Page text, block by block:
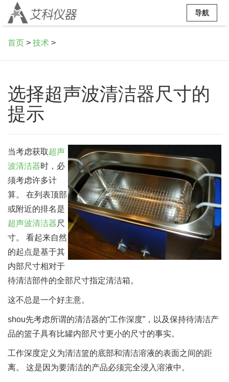
导航
首页 > 技术 >
选择超声波清洁器尺寸的
提示
当考虑获取超声
波清洁器时，必
须考虑许多计
算。 在列表顶部
或附近的排名是
超声波清洁器尺
寸。 看起来自然
的起点是基于其
内部尺寸相对于
待清洁部件的全部尺寸指定清洁箱。
这不总是一个好主意。
shou先考虑所谓的清洁器的“工作深度”，以及保持待清洁产
品的篮子具有比罐内部尺寸更小的尺寸的事实。
工作深度定义为清洁篮的底部和清洁溶液的表面之间的距
离。 这是因为要清洁的产品必须完全浸入溶液中。